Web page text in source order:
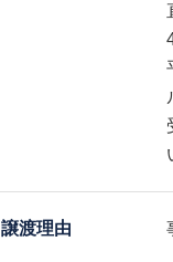
譲渡理由